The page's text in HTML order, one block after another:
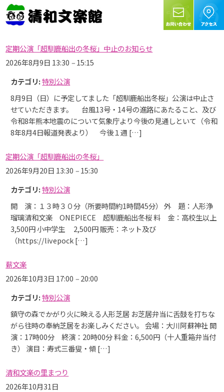
定期公演「超馴鹿船出の冬桜」中止のお知らせ
2026年8月9日 13:30 –15:15
カテゴリ:特別公演
8月9日（日）に予定してました「超馴鹿船出冬桜」公演は中止さ
せていただきます。 台風13号・14号の進路にあたること、及び
令和8年熊本地震のについて気象庁より今後の見通しといて（令和
8年8月4日報道発表より） 今後１週 […]
定期公演「超馴鹿船出の冬桜」
2026年9月20日 13:30 –15:30
カテゴリ:特別公演
開 演：１３時３０分（所要時間約1時間45分） 外 題：人形浄
瑠璃清和文楽 ONEPIECE 超馴鹿船出冬桜 料 金：高校生以上
3,500円 小中学生 2,500円 販売：ネット及び
（https://livepock […]
薪文楽
2026年10月3日 17:00 –20:00
カテゴリ:特別公演
鎮守の森でかがり火に映える人形芝居 お芝居弁当に舌鼓を打ちな
がら往時の奉納芝居をお楽しみください。 会場：大川阿蘇神社 開
演：17時00分 終演：20時00分 料金：6,500円（十人重箱弁当付
き） 演目：寿式三番叟・傾 […]
清和文楽の里まつり
2026年10月31日